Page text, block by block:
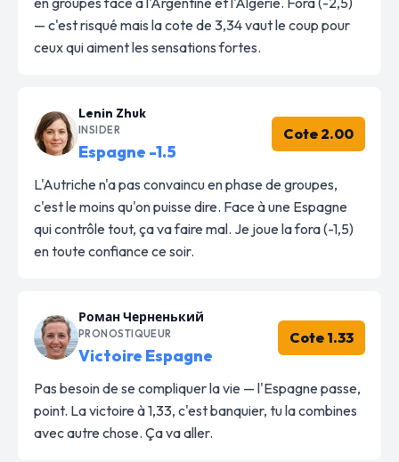
— c'est risqué mais la cote de 3,34 vaut le coup pour
ceux qui aiment les sensations fortes.
Lenin Zhuk
INSIDER
Espagne -1.5
Cote 2.00
L'Autriche n'a pas convaincu en phase de groupes,
c'est le moins qu'on puisse dire. Face à une Espagne
qui contrôle tout, ça va faire mal. Je joue la fora (-1,5)
en toute confiance ce soir.
Роман Черненький
PRONOSTIQUEUR
Victoire Espagne
Cote 1.33
Pas besoin de se compliquer la vie — l'Espagne passe,
point. La victoire à 1,33, c'est banquier, tu la combines
avec autre chose. Ça va aller.